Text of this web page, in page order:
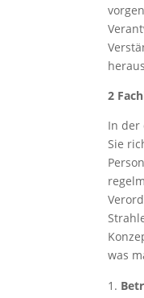
2
In der
Sie
was